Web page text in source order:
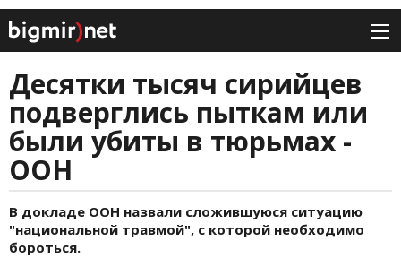
Десятки тысяч сирийцев
подверглись пыткам или
были убиты в тюрьмах -
ООН
В докладе ООН назвали сложившуюся ситуацию
"национальной травмой", с которой необходимо
бороться.